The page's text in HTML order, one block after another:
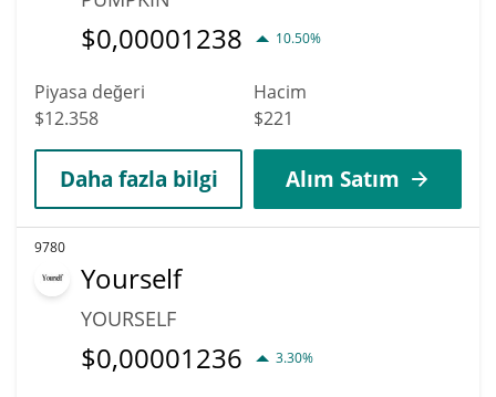
$0,00001238 10.50%
Piyasa değeri
$12.358
Hacim
$221
Daha fazla bilgi Alım Satım
9780
Yourself
YOURSELF
$0,00001236 3.30%